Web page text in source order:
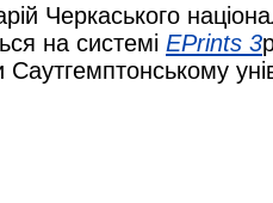
Черкаського
на системі EPrints 3
Саутгемптонському